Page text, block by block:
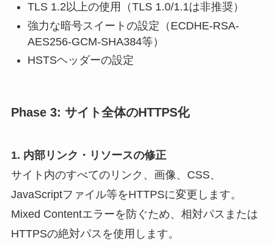
TLS 1.2以上の使用（TLS 1.0/1.1は非推奨）
強力な暗号スイートの設定（ECDHE-RSA-
AES256-GCM-SHA384等）
HSTSヘッダーの設定
Phase 3: サイト全体のHTTPS化
1. 内部リンク・リソースの修正
サイト内のすべてのリンク、画像、CSS、
JavaScriptファイル等をHTTPSに変更します。
Mixed Contentエラーを防ぐため、相対パスまたは
HTTPSの絶対パスを使用します。